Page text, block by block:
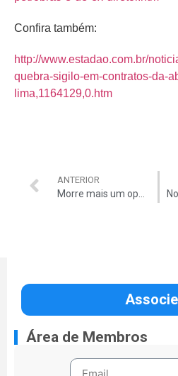
Confira também:
http://www.estadao.com.br/
quebra-sigilo-em-contratos-da-
lima,1164129,0.htm
ANTERIOR
Área de Membros